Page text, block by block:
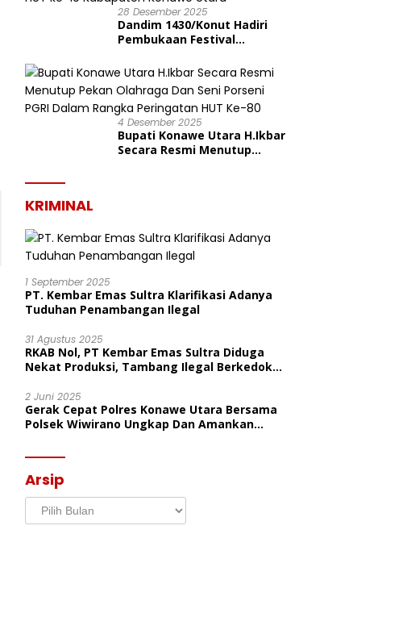
28 Desember 2025
Dandim 1430/Konut Hadiri
Pembukaan Festival
dalam Rangka HUT ke-19
Kabupaten Konawe Utara
4 Desember 2025
Bupati Konawe Utara H.Ikbar
Secara Resmi Menutup
KRIMINAL
1 September 2025
PT. Kembar Emas Sultra Klarifikasi Adanya
Tuduhan Penambangan Ilegal
31 Agustus 2025
RKAB Nol, PT Kembar Emas Sultra Diduga
Nekat Produksi, Tambang Ilegal Berkedok
2 Juni 2025
Gerak Cepat Polres Konawe Utara Bersama
Polsek Wiwirano Ungkap Dan Amankan
Arsip
Arsip